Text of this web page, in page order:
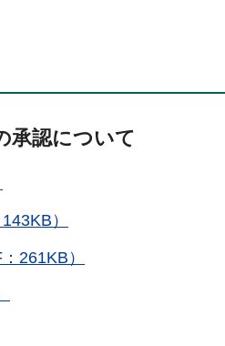
承認について
）
261KB）